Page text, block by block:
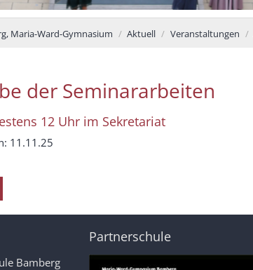
Maria-Ward-Gymnasium Aktuell Veranstaltungen
der Seminararbeiten
12 Uhr im Sekretariat
11.11.25
Bamberg
Partnerschule